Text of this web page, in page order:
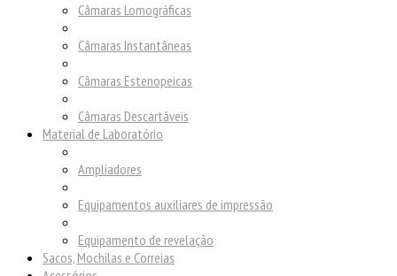
Câmaras Lomográficas
Câmaras Instantâneas
Câmaras Estenopeicas
Câmaras Descartáveis
Material de Laboratório
Ampliadores
Equipamentos auxiliares de impressão
Equipamento de revelação
Sacos, Mochilas e Correias